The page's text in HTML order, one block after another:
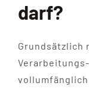
Aktuelles
Kontakt
darf?
Grundsätzlich